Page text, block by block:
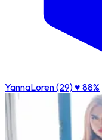
YannaLoren (29)♥ 88%